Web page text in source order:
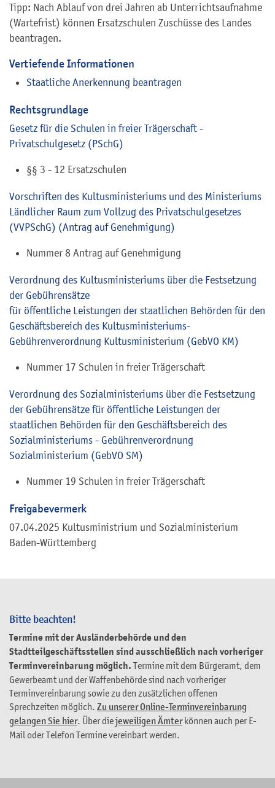
Bitte beachten!
Termine mit der Ausländerbehörde und den
Stadtteilgeschäftsstellen sind ausschließlich nach vorheriger
Terminvereinbarung möglich. Termine mit dem Bürgeramt, dem
Gewerbeamt und der Waffenbehörde sind nach vorheriger
Terminvereinbarung sowie zu den zusätzlichen offenen
Sprechzeiten möglich. Zu unserer Online-Terminvereinbarung
gelangen Sie hier. Über diejeweiligen Ämterkönnen auch per E-
Mail oder Telefon Termine vereinbart werden.
Tipp: Nach Ablauf von drei Jahren ab Unterrichtsaufnahme
(Wartefrist) können Ersatzschulen Zuschüsse des Landes
beantragen.
Vertiefende Informationen
Staatliche Anerkennung beantragen
Rechtsgrundlage
Gesetz für die Schulen in freier Trägerschaft -
Privatschulgesetz (PSchG)
§§ 3 - 12 Ersatzschulen
Vorschriften des Kultusministeriums und des Ministeriums
Ländlicher Raum zum Vollzug des Privatschulgesetzes
(VVPSchG) (Antrag auf Genehmigung)
Nummer 8 Antrag auf Genehmigung
Verordnung des Kultusministeriums über die Festsetzung
der Gebührensätze
für öffentliche Leistungen der staatlichen Behörden für den
Geschäftsbereich des Kultusministeriums-
Gebührenverordnung Kultusministerium (GebVO KM)
Nummer 17 Schulen in freier Trägerschaft
Verordnung des Sozialministeriums über die Festsetzung
der Gebührensätze für öffentliche Leistungen der
staatlichen Behörden für den Geschäftsbereich des
Sozialministeriums - Gebührenverordnung
Sozialministerium (GebVO SM)
Nummer 19 Schulen in freier Trägerschaft
Freigabevermerk
07.04.2025 Kultusministrium und Sozialministerium
Baden-Württemberg